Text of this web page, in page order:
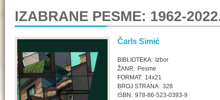
IZABRANE PESME: 1962-
Čarls Simić
BIBLIOTEKA: Izbor
ŽANR: Pesme
FORMAT: 14x21
BROJ STRANA: 328
ISBN: 978-86-523-0393-9